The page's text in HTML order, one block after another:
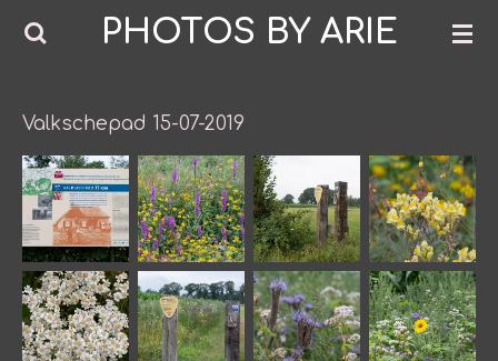
Ga
de
hoofdinhoud
PHOTOS BY ARIE
Valkschepad 15-07-2019